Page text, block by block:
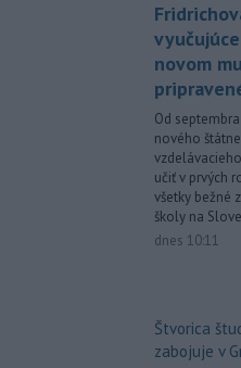
novom
Od
nového
učiť v prvých
všetky bežné
školy na
dnes 10:11
Štvorica
zabojuje v